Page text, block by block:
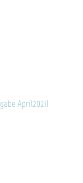
April2021)